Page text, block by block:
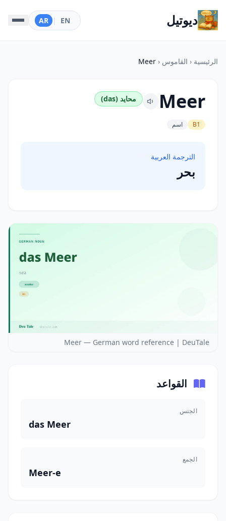
ديوتيل EN
|
AR
الرئيسية ‹ القاموس ‹
Meer
Meer محايد (das)
B1 اسم
الترجمة العربية
بحر
Meer — German word reference | DeuTale
القواعد
الجنس
das Meer
الجمع
Meer-e